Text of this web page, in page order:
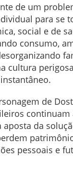
de um
para se
social e de
consumo,
cultura
de
continuam
aposta da
pessoais e